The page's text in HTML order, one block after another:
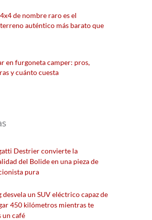
de nombre raro es el
auténtico más barato que
en furgoneta camper: pros,
y cuánto cuesta
Destrier convierte la
del Bolide en una pieza de
pura
desvela un SUV eléctrico capaz de
450 kilómetros mientras te
un café